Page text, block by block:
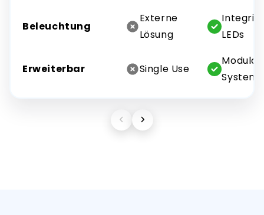
Beleuchtung
Externe
Lösung
LEDs
Erweiterbar Single Use
System